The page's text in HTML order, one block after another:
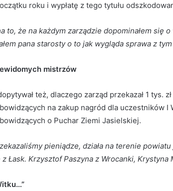
roku i wypłatę z tego tytułu
to, że na każdym zarządzie dopominałem się
pana starosty o to jak wygląda sprawa z
mistrzów
też, dlaczego zarząd przekazał 1 tys.
na zakup nagród dla uczestników
o Puchar Ziemi Jasielskiej.
pieniądze, działa na terenie
Łask. Krzysztof Paszyna z Wrocanki, Krystyna